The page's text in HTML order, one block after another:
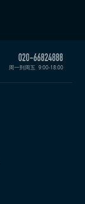
周一到周五 9:00-18:00